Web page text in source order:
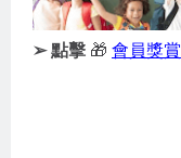
➢ 點擊 🎁 會員獎賞